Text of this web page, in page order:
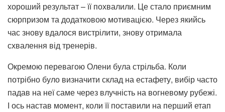
хороший результат – її похвалили. Це стало приємним
сюрпризом та додатковою мотивацією. Через якийсь
час знову вдалося вистрілити, знову отримала
схвалення від тренерів.
Окремою перевагою Олени була стрільба. Коли
потрібно було визначити склад на естафету, вибір часто
падав на неї саме через влучність на вогневому рубежі.
І ось настав момент, коли її поставили на перший етап